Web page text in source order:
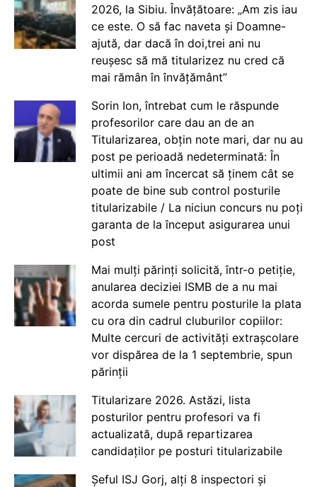
2026, la Sibiu. Învățătoare: „Am zis iau
ce este. O să fac naveta și Doamne-
ajută, dar dacă în doi,trei ani nu
reușesc să mă titularizez nu cred că
mai rămân în învățământ”
Sorin Ion, întrebat cum le răspunde
profesorilor care dau an de an
Titularizarea, obțin note mari, dar nu au
post pe perioadă nedeterminată: În
ultimii ani am încercat să ținem cât se
poate de bine sub control posturile
titularizabile / La niciun concurs nu poți
garanta de la început asigurarea unui
post
Mai mulți părinți solicită, într-o petiție,
anularea deciziei ISMB de a nu mai
acorda sumele pentru posturile la plata
cu ora din cadrul cluburilor copiilor:
Multe cercuri de activități extrașcolare
vor dispărea de la 1 septembrie, spun
părinții
Titularizare 2026. Astăzi, lista
posturilor pentru profesori va fi
actualizată, după repartizarea
candidaților pe posturi titularizabile
Șeful ISJ Gorj, alți 8 inspectori și